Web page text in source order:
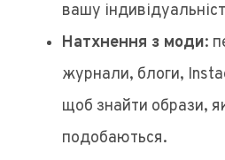
вашу
Натхнення з моди:
журнали, блоги,
щоб знайти образи,
подобаються.